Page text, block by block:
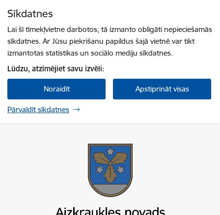
Sīkdatnes
Lai šī tīmekļvietne darbotos, tā izmanto obligāti nepieciešamās
sīkdatnes. Ar Jūsu piekrišanu papildus šajā vietnē var tikt
izmantotas statistikas un sociālo mediju sīkdatnes.
Lūdzu, atzīmējiet savu izvēli:
Noraidīt Apstiprināt visas
Pārvaldīt sīkdatnes